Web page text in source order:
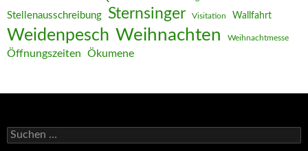
Stellenausschreibung Sternsinger Visitation Wallfahrt
Weidenpesch Weihnachten Weihnachtmesse
Öffnungszeiten Ökumene
Suchen
nach: